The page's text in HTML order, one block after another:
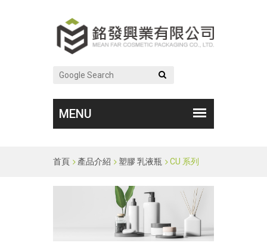
首頁 產品介紹 塑膠 乳液瓶 CU 系列